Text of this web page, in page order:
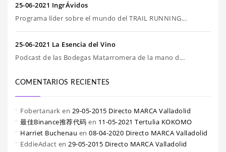
25-06-2021 IngrÁvidos
Programa líder sobre el mundo del TRAIL RUNNING...
25-06-2021 La Esencia del Vino
Podcast de las Bodegas Matarromera de la mano d...
COMENTARIOS RECIENTES
Fobertanark en 29-05-2015 Directo MARCA Valladolid
最佳Binance推荐代码 en 11-05-2021 Tertulia KOKOMO
Harriet Buchenau en 08-04-2020 Directo MARCA Valladolid
EddieAdact en 29-05-2015 Directo MARCA Valladolid